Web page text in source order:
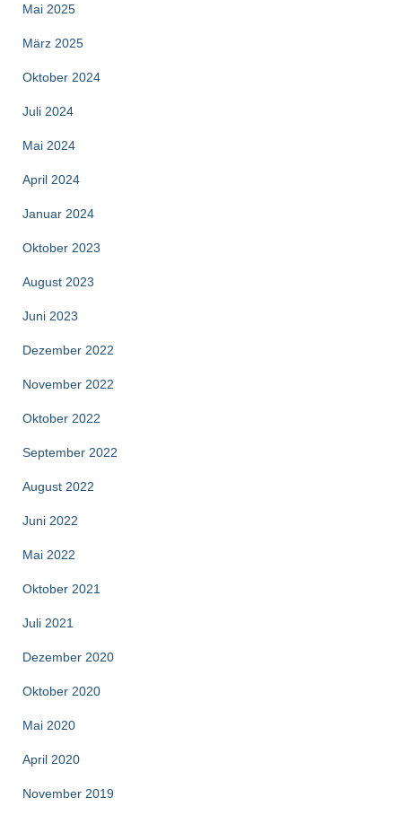
Mai 2025
März 2025
Oktober 2024
Juli 2024
Mai 2024
April 2024
Januar 2024
Oktober 2023
August 2023
Juni 2023
Dezember 2022
November 2022
Oktober 2022
September 2022
August 2022
Juni 2022
Mai 2022
Oktober 2021
Juli 2021
Dezember 2020
Oktober 2020
Mai 2020
April 2020
November 2019